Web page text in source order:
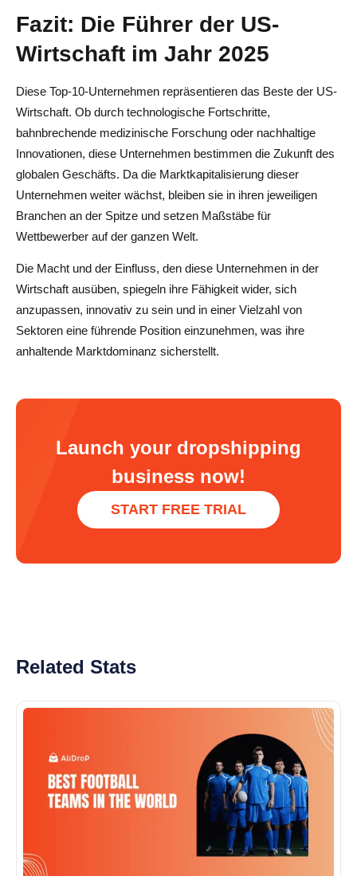
Fazit: Die Führer der US-
Wirtschaft im Jahr 2025
Diese Top-10-Unternehmen repräsentieren das Beste der US-
Wirtschaft. Ob durch technologische Fortschritte,
bahnbrechende medizinische Forschung oder nachhaltige
Innovationen, diese Unternehmen bestimmen die Zukunft des
globalen Geschäfts. Da die Marktkapitalisierung dieser
Unternehmen weiter wächst, bleiben sie in ihren jeweiligen
Branchen an der Spitze und setzen Maßstäbe für
Wettbewerber auf der ganzen Welt.
Die Macht und der Einfluss, den diese Unternehmen in der
Wirtschaft ausüben, spiegeln ihre Fähigkeit wider, sich
anzupassen, innovativ zu sein und in einer Vielzahl von
Sektoren eine führende Position einzunehmen, was ihre
anhaltende Marktdominanz sicherstellt.
Launch your dropshipping
business now!
START FREE TRIAL
Related Stats